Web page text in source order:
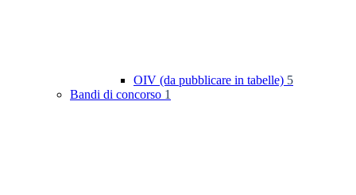
OIV (da pubblicare in tabelle) 5
Bandi di concorso 1